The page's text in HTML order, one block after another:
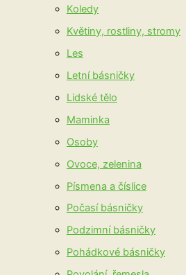
Koledy
Květiny, rostliny, stromy
Les
Letní básničky
Lidské tělo
Maminka
Osoby
Ovoce, zelenina
Písmena a číslice
Počasí básničky
Podzimní básničky
Pohádkové básničky